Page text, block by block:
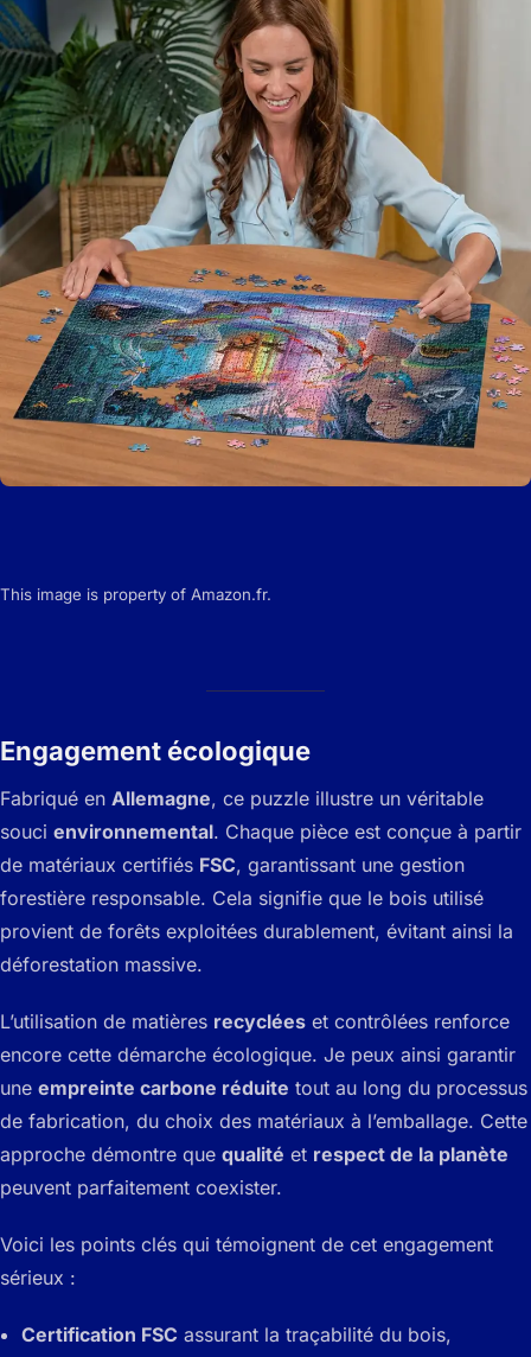
This image is property of Amazon.fr.
Engagement écologique
Fabriqué en Allemagne, ce puzzle illustre un véritable
souci environnemental. Chaque pièce est conçue à partir
de matériaux certifiés FSC, garantissant une gestion
forestière responsable. Cela signifie que le bois utilisé
provient de forêts exploitées durablement, évitant ainsi la
déforestation massive.
L’utilisation de matières recyclées et contrôlées renforce
encore cette démarche écologique. Je peux ainsi garantir
une empreinte carbone réduite tout au long du processus
de fabrication, du choix des matériaux à l’emballage. Cette
approche démontre que qualité et respect de la planète
peuvent parfaitement coexister.
Voici les points clés qui témoignent de cet engagement
sérieux :
Certification FSC assurant la traçabilité du bois,